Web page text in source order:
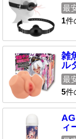
最
1件
雑
ル
最
5件
ィ